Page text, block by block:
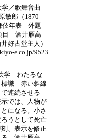
学／歌舞音曲
敏郎（1870-
伎年表 外題
目 酒井雁高
好古堂主人）
e.co.jp/9523
学 わたるな
標識 赤い斜線
で連続させる
では、人物が
になる。小さ
うとして死亡
、表示を修正